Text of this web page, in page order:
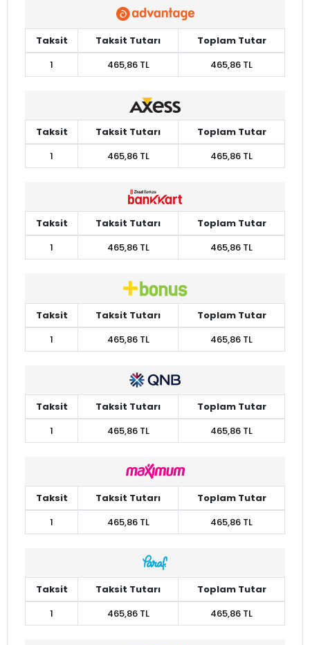
Taksit Taksit Tutarı
Toplam Tutar
1
465,86 TL 465,86 TL
Taksit Taksit Tutarı
Toplam Tutar
1
465,86 TL 465,86 TL
Taksit Taksit Tutarı
Toplam Tutar
1
465,86 TL 465,86 TL
Taksit Taksit Tutarı
Toplam Tutar
1
465,86 TL 465,86 TL
Taksit Taksit Tutarı
Toplam Tutar
1
465,86 TL 465,86 TL
Taksit Taksit Tutarı
Toplam Tutar
1
465,86 TL 465,86 TL
Taksit Taksit Tutarı
Toplam Tutar
1
465,86 TL 465,86 TL